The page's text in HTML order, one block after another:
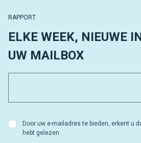
RAPPORT
ELKE WEEK, NIEUWE
UW MAILBOX
Door uw e-mailadres te bieden, erkent u
hebt gelezen